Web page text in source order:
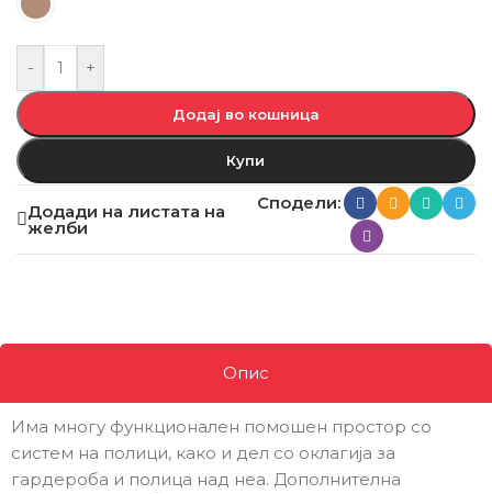
- +
Додај во кошница
Купи
Додади на листата на
желби
Сподели:
Опис
Има многу функционален помошен простор со
систем на полици, како и дел со оклагија за
гардероба и полица над неа. Дополнителна